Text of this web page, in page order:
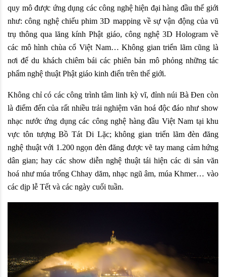
quy mô được ứng dụng các công nghệ hiện đại hàng đầu thế giới
như: công nghệ chiếu phim 3D mapping về sự vận động của vũ
trụ thông qua lăng kính Phật giáo, công nghệ 3D Hologram về
các mô hình chùa cổ Việt Nam… Không gian triển lãm cũng là
nơi để du khách chiêm bái các phiên bản mô phỏng những tác
phẩm nghệ thuật Phật giáo kinh điển trên thế giới.
Không chỉ có các công trình tâm linh kỳ vĩ, đỉnh núi Bà Đen còn
là điểm đến của rất nhiều trải nghiệm văn hoá độc đáo như show
nhạc nước ứng dụng các công nghệ hàng đầu Việt Nam tại khu
vực tôn tượng Bồ Tát Di Lặc; không gian triển lãm đèn đăng
nghệ thuật với 1.200 ngọn đèn đăng được vẽ tay mang cảm hứng
dân gian; hay các show diễn nghệ thuật tái hiện các di sản văn
hoá như múa trống Chhay dăm, nhạc ngũ âm, múa Khmer… vào
các dịp lễ Tết và các ngày cuối tuần.